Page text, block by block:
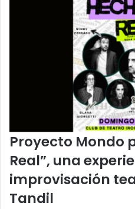
Proyecto Mondo
Real”, una
improvisación
Tandil